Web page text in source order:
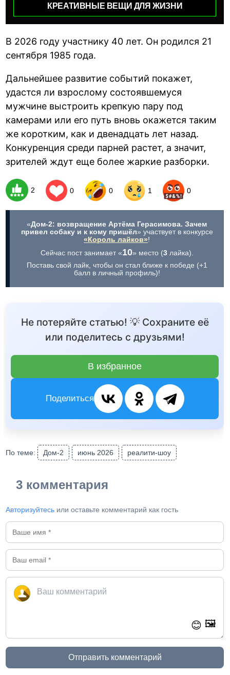
КРЕАТИВНЫЕ ВЕЩИ ДЛЯ ЖИЗНИ
В 2026 году участнику 40 лет. Он родился 21
сентября 1985 года.
Дальнейшее развитие событий покажет,
удастся ли взрослому состоявшемуся
мужчине выстроить крепкую пару под
камерами или его путь вновь окажется таким
же коротким, как и двенадцать лет назад.
Конкуренция среди парней растет, а значит,
зрителей ждут еще более жаркие разборки.
2 0 0 1 0
«Дом-2: возвращение Артёма Герасимова. Зачем
привел собаку и к кому пришёл» участвует в конкурсе
«Король лайков»!
Сейчас пост занимает «10» место (3лайка).
Поставь свой лайк, чтобы он стал ближе к победе (+1
балл в личный профиль)!
Не потеряйте статью! 💡 Сохраните её
или поделитесь с друзьями!
В избранное
Поделиться
По теме: Дом-2 июнь 2026 реалити-шоу
3 комментария
Авторизуйтесь или оставьте комментарий как гость
😊 🖼️
Отправить комментарий